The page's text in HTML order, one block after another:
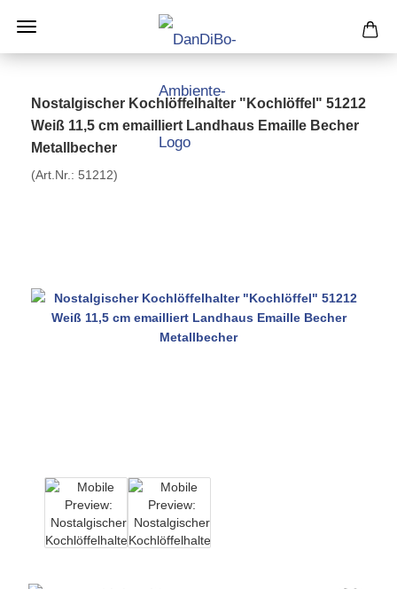
Nostalgischer Kochlöffelhalter "Kochlöffel" 51212
Weiß 11,5 cm emailliert Landhaus Emaille Becher
Metallbecher
(Art.Nr.: 51212)